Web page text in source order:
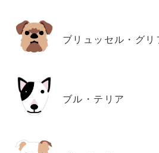
ブリュッセル・グリ
ブル・テリア